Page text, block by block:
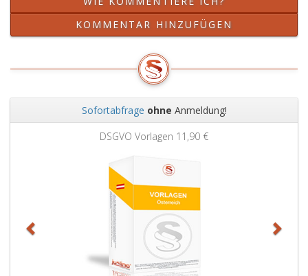
KOMMENTAR HINZUFÜGEN
Sofortabfrage ohne Anmeldung!
DSGVO Vorlagen 11,90 €